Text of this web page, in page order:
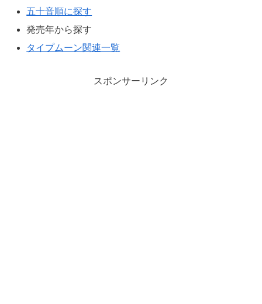
五十音順に探す
発売年から探す
タイプムーン関連一覧
スポンサーリンク